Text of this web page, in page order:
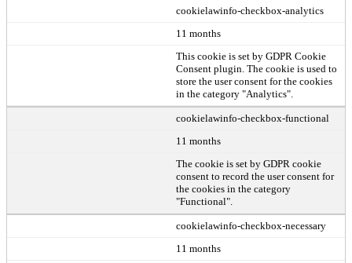
cookielawinfo-checkbox-analytics
11 months
This cookie is set by GDPR Cookie
Consent plugin. The cookie is used to
store the user consent for the cookies
in the category "Analytics".
cookielawinfo-checkbox-functional
11 months
The cookie is set by GDPR cookie
consent to record the user consent for
the cookies in the category
"Functional".
cookielawinfo-checkbox-necessary
11 months